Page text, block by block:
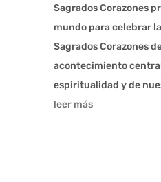
Sagrados Corazones
mundo para celebrar
Sagrados Corazones
acontecimiento
espiritualidad y de
leer más